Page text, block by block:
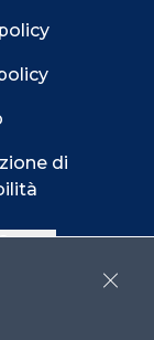
di